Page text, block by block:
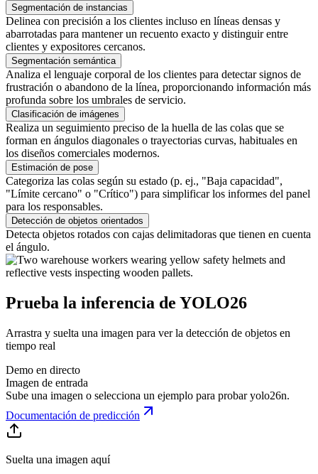
Segmentación de instancias
Delinea con precisión a los clientes incluso en líneas densas y
abarrotadas para mantener un recuento exacto y distinguir entre
clientes y expositores cercanos.
Segmentación semántica
Analiza el lenguaje corporal de los clientes para detectar signos de
frustración o abandono de la línea, proporcionando información más
profunda sobre los umbrales de servicio.
Clasificación de imágenes
Realiza un seguimiento preciso de la huella de las colas que se
forman en ángulos diagonales o trayectorias curvas, habituales en
los diseños comerciales modernos.
Estimación de pose
Categoriza las colas según su estado (p. ej., "Baja capacidad",
"Límite cercano" o "Crítico") para simplificar los informes del panel
para los responsables.
Detección de objetos orientados
Detecta objetos rotados con cajas delimitadoras que tienen en cuenta
el ángulo.
Prueba la inferencia de YOLO26
Arrastra y suelta una imagen para ver la detección de objetos en
tiempo real
Demo en directo
Imagen de entrada
Sube una imagen o selecciona un ejemplo para probar yolo26n.
Documentación de predicción
Suelta una imagen aquí